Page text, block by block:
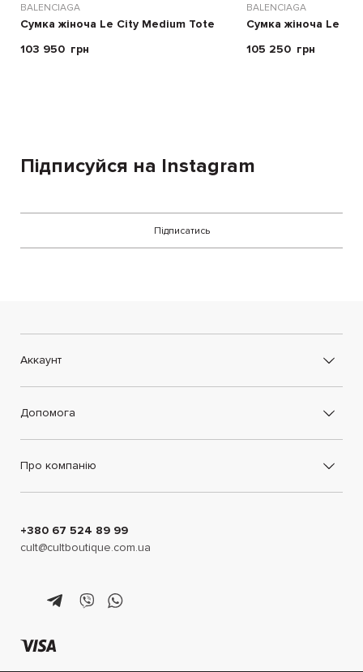
BALENCIAGA
Сумка жіноча Le City Medium Tote
103 950 грн
BALENCIAGA
Сумка жіноча Le
105 250 грн
Підписуйся на Instagram
Підписатись
Аккаунт
Допомога
Про компанію
+380 67 524 89 99
cult@cultboutique.com.ua